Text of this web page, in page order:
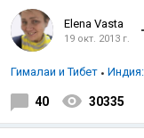
Elena Vasta
19 окт. 2013 г.
Гималаи и Тибет
40 30335